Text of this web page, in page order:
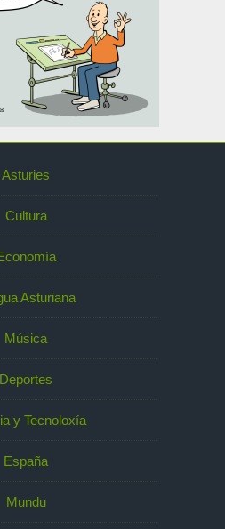
Asturies
Cultura
Asturiana
Música
Deportes
y Tecnoloxía
España
Mundu